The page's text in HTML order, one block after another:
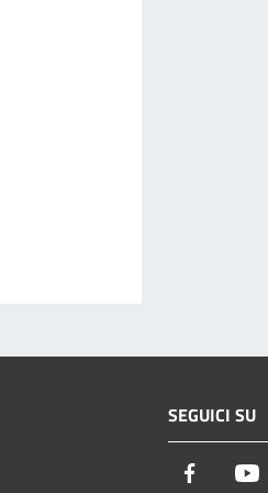
SEGUICI SU
Facebook